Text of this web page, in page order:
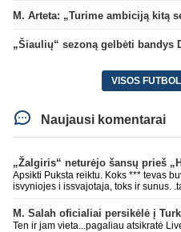
M. Arteta: „Turime ambiciją kitą
„Šiaulių“ sezoną gelbėti bandys
VISOS
Naujausi komentarai
„Žalgiris“ neturėjo šansų prieš
Apsikti Puksta reiktu. Koks *** tevas
isvyniojes i issvajotaja, toks ir sunus.
laurynas ikalbins
Ten ir jam vieta...pagaliau atsikratė